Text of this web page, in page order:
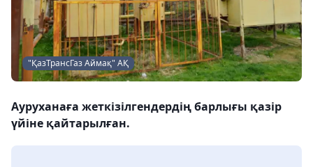
"ҚазТрансГаз Аймақ" АҚ
Ауруханаға жеткізілгендердің барлығы қазір
үйіне қайтарылған.